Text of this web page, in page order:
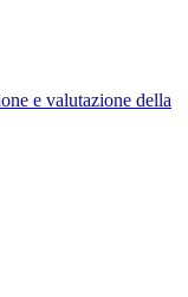
e valutazione della